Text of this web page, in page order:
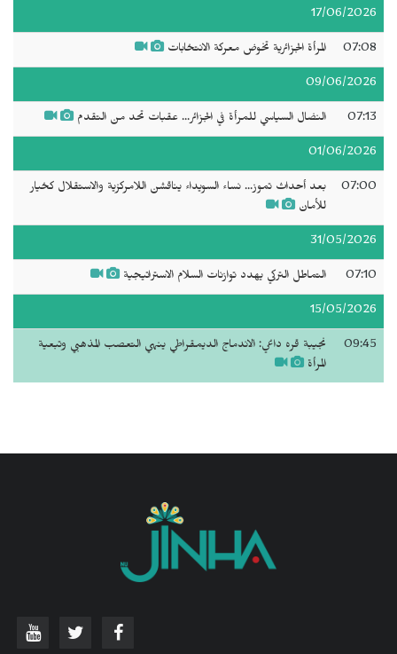
17/06/2026
07:08 المرأة الجزائرية تخوض معركة الانتخابات
09/06/2026
07:13 النضال السياسي للمرأة في الجزائر... عقبات تحد من التقدم
01/06/2026
07:00
بعد أحداث تموز... نساء السويداء يناقشن اللامركزية والاستقلال كخيار
للأمان
31/05/2026
07:10 التماطل التركي يهدد توازنات السلام الاستراتيجية
15/05/2026
09:45
نجيبة قره داغي: الاندماج الديمقراطي ينهي التعصب المذهبي وتبعية
المرأة